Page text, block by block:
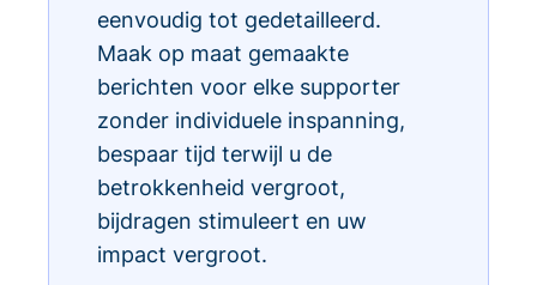
eenvoudig tot gedetailleerd.
Maak op maat gemaakte
berichten voor elke supporter
zonder individuele inspanning,
bespaar tijd terwijl u de
betrokkenheid vergroot,
bijdragen stimuleert en uw
impact vergroot.